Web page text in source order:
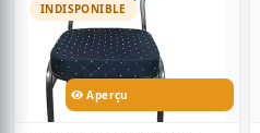
INDISPONIBLE
Aperçu